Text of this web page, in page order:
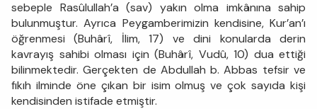
sebeple Rasûlullah’a (sav) yakın olma imkânına sahip
bulunmuştur. Ayrıca Peygamberimizin kendisine, Kur’an’ı
öğrenmesi (Buhârî, İlim, 17) ve dini konularda derin
kavrayış sahibi olması için (Buhârî, Vudû, 10) dua ettiği
bilinmektedir. Gerçekten de Abdullah b. Abbas tefsir ve
fıkıh ilminde öne çıkan bir isim olmuş ve çok sayıda kişi
kendisinden istifade etmiştir.